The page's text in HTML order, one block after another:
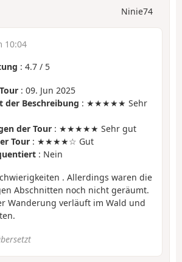
Ninie74
10:04
: 4.7 / 5
: 09. Jun 2025
der Beschreibung : ★★★★★ Sehr
der Tour : ★★★★★ Sehr gut
Tour : ★★★★☆ Gut
: Nein
. Allerdings waren die
Abschnitten noch nicht geräumt.
Wanderung verläuft im Wald und